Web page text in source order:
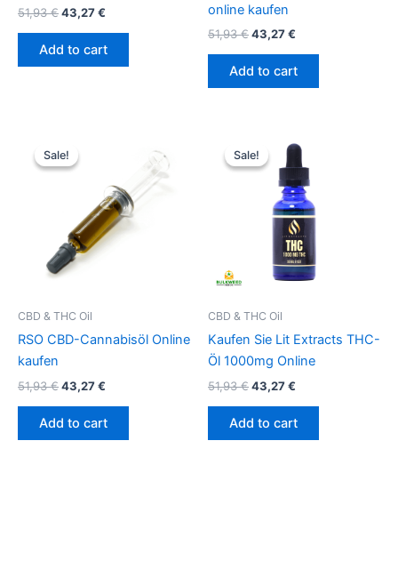
51,93€43,27€
Add to cart
online kaufen
51,93€43,27€
Add to cart
Sale!
Sale!
CBD & THC Oil
RSO CBD-Cannabisöl Online
kaufen
51,93€
price
was:
43,27€
43,27 €.
Add to cart
Sale!
Sale!
CBD & THC Oil
Kaufen Sie Lit Extracts THC-
Öl 1000mg Online
51,93€
price
was:
51,93 €.
43,27€
price
is:
43,27 €.
Add to cart